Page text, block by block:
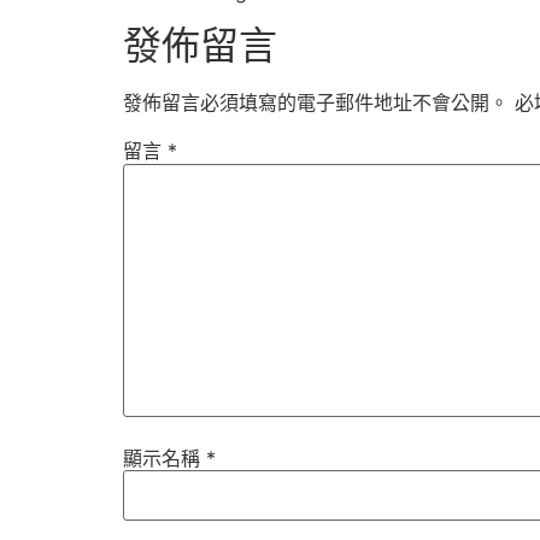
發佈留言
發佈留言必須填寫的電子郵件地址不會公開。 必
留言 *
顯示名稱 *